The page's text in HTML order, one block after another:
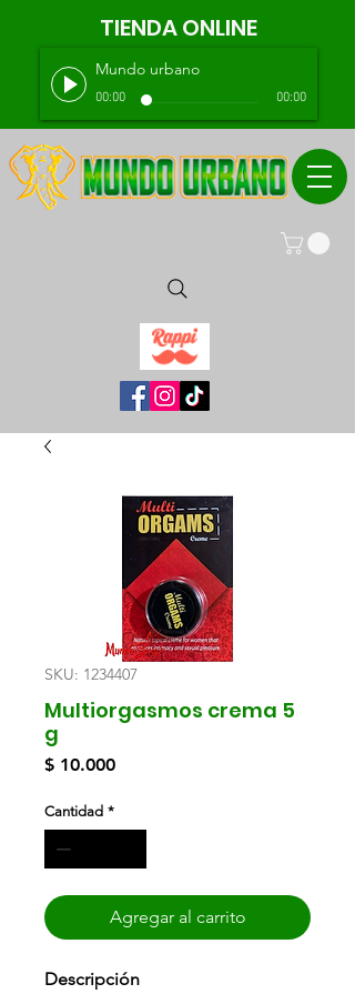
TIENDA ONLINE
Mundo urbano
00:00 00:00
SKU: 1234407
Multiorgasmos crema 5
g
$ 10.000Precio
Cantidad *
Agregar al carrito
Descripción